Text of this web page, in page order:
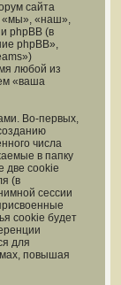
сайта
«мы», «наш»,
phpBB (в
phpBB»,
любой из
«ваша
Во-первых,
числа
в папку
две cookie
(в
сессии
cookie будет
для
повышая